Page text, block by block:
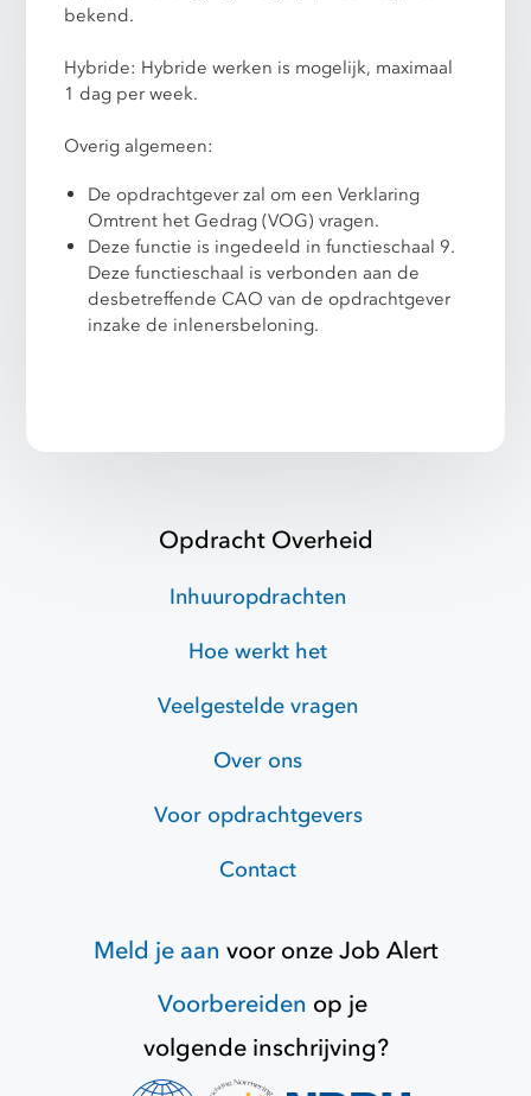
bekend.
Hybride: Hybride werken is mogelijk, maximaal
1 dag per week.
Overig algemeen:
De opdrachtgever zal om een Verklaring
Omtrent het Gedrag (VOG) vragen.
Deze functie is ingedeeld in functieschaal 9.
Deze functieschaal is verbonden aan de
desbetreffende CAO van de opdrachtgever
inzake de inlenersbeloning.
Opdracht Overheid
Inhuuropdrachten
Hoe werkt het
Veelgestelde vragen
Over ons
Voor opdrachtgevers
Contact
Meld je aan voor onzeJob Alert
Voorbereiden op je
volgende inschrijving?